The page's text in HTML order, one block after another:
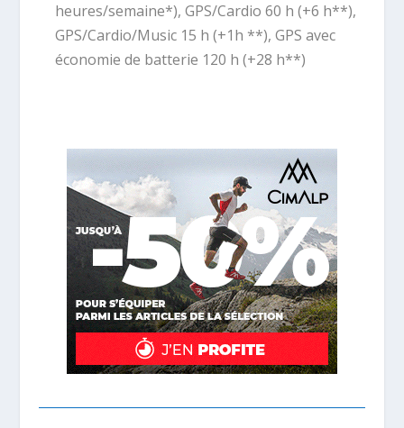
heures/semaine*), GPS/Cardio 60 h (+6 h**),
GPS/Cardio/Music 15 h (+1h **), GPS avec
économie de batterie 120 h (+28 h**)